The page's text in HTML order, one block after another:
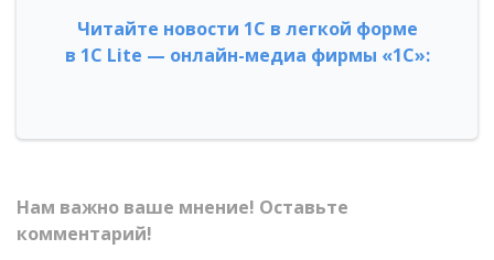
Читайте новости 1С в легкой форме
в 1С Lite — онлайн-медиа фирмы «1С»:
Нам важно ваше мнение! Оставьте
комментарий!